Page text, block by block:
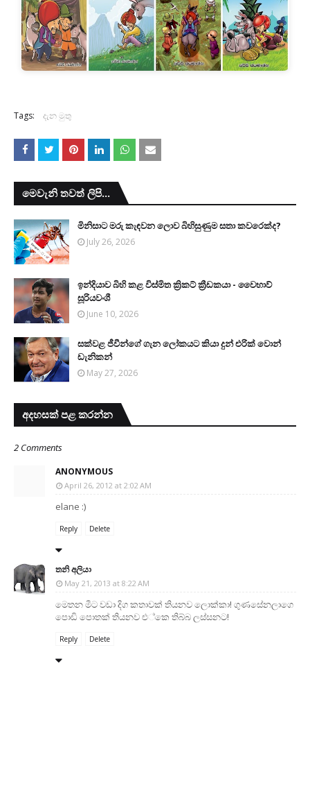
Tags: දැන මුතු
මෙවැනි තවත් ලිපි...
මිනිසාට මරු කැඳවන ලොව බිහිසුණුම සතා කවරෙක්ද?
July 26, 2026
ඉන්දියාව බිහි කළ විස්මිත ක්‍රිකට් ක්‍රීඩකයා - වෛභාව්
සූරියවංශී
June 10, 2026
සක්වළ ජීවීන්ගේ ගැන ලෝකයට කියා දුන් එරික් වොන්
ඩැනිකන්
May 27, 2026
අදහසක් පළ කරන්න
2 Comments
ANONYMOUS
April 26, 2012 at 2:02 AM
elane :)
Reply Delete
තනි අලියා
May 21, 2013 at 8:22 AM
මෙතන මීට වඩා දිග කතාවක් තියනව ලොක්කා! ගුණසේනලාගෙ
පොඩි පොතක් තියනව එ්කෙ තිබ්බ ලස්සනට!
Reply Delete